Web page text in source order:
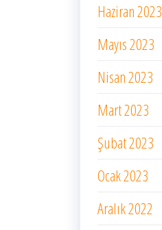
Haziran 2023
Mayıs 2023
Nisan 2023
Mart 2023
Şubat 2023
Ocak 2023
Aralık 2022